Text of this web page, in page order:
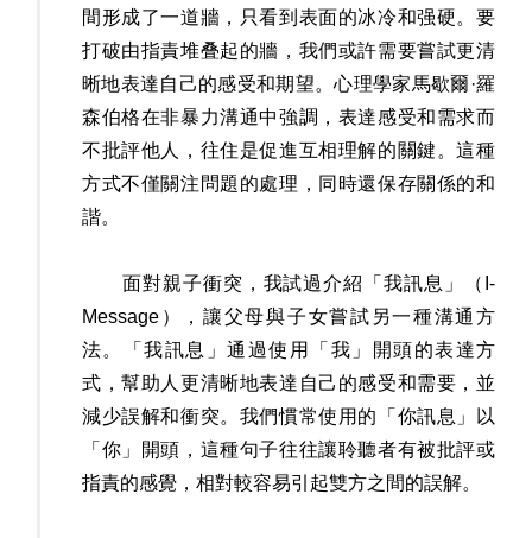
間形成了一道牆，只看到表面的冰冷和强硬。要
打破由指責堆叠起的牆，我們或許需要嘗試更清
晰地表達自己的感受和期望。心理學家馬歇爾·羅
森伯格在非暴力溝通中強調，表達感受和需求而
不批評他人，往住是促進互相理解的關鍵。這種
方式不僅關注問題的處理，同時還保存關係的和
諧。
面對親子衝突，我試過介紹「我訊息」（I-
Message），讓父母與子女嘗試另一種溝通方
法。「我訊息」通過使用「我」開頭的表達方
式，幫助人更清晰地表達自己的感受和需要，並
減少誤解和衝突。我們慣常使用的「你訊息」以
「你」開頭，這種句子往往讓聆聽者有被批評或
指責的感覺，相對較容易引起雙方之間的誤解。